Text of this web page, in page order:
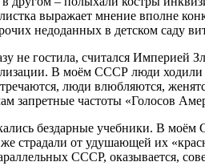
выражает мнение вполне
недоданных в детском саду
гостила, считался Империей
В моём СССР люди
люди влюбляются,
запретные частоты «Голосов
бездарные учебники. В
страдали от удушающей их
СССР, оказывается,